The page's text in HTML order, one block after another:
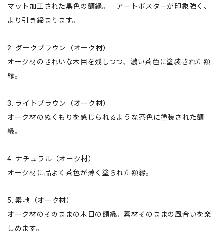
マット加工された黒色の額縁。 アートポスターが印象強く、
より引き締まります。
2. ダークブラウン（オーク材）
オーク材のきれいな木目を残しつつ、濃い茶色に塗装された額
縁。
3. ライトブラウン（オーク材）
オーク材のぬくもりを感じられるような茶色に塗装された額
縁。
4. ナチュラル（オーク材）
オーク材に品よく茶色が薄く塗られた額縁。
5. 素地（オーク材）
オーク材のそのままの木目の額縁。素材そのままの風合いを楽
しめます。